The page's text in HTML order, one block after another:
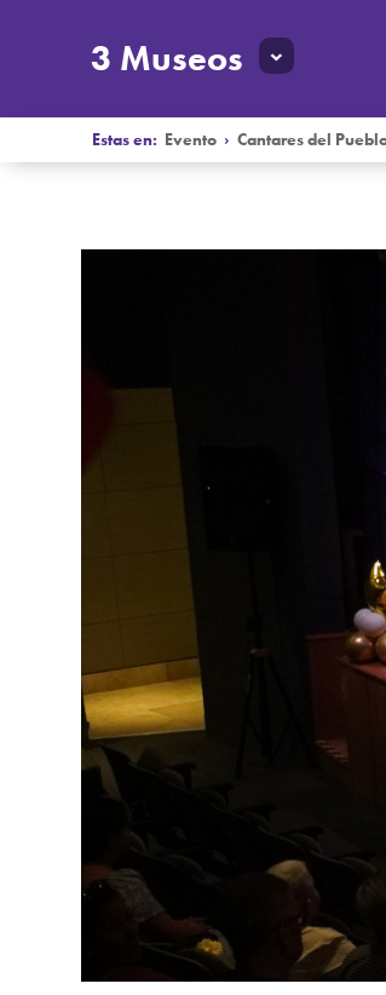
3 Museos
Estas en: Evento › Cantares del